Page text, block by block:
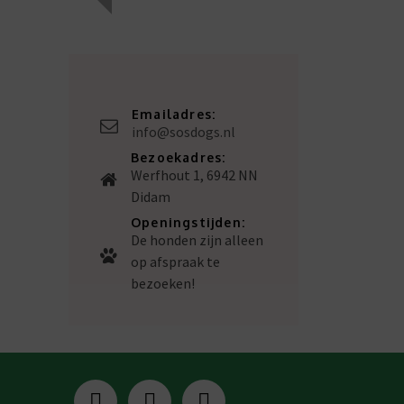
Emailadres:
info@sosdogs.nl
Bezoekadres:
Werfhout 1, 6942 NN
Didam
Openingstijden:
De honden zijn alleen
op afspraak te
bezoeken!